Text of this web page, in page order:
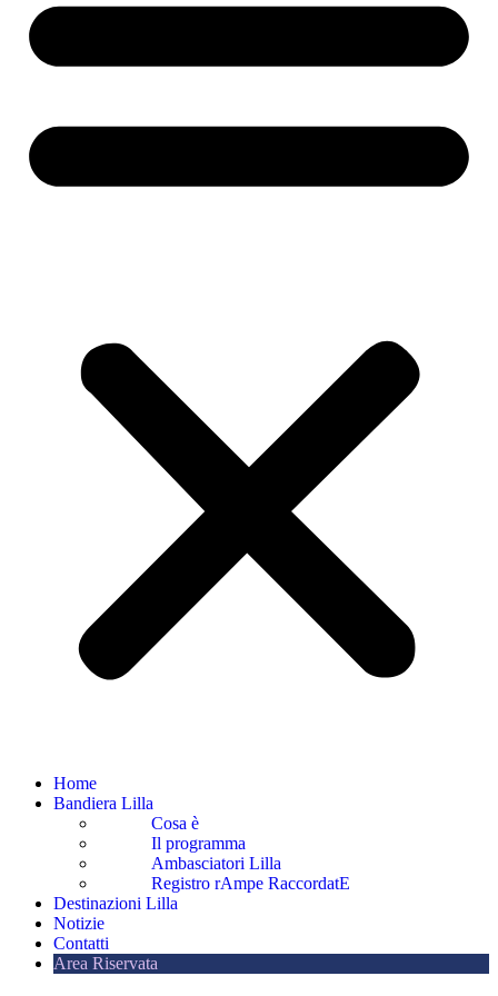
Home
Bandiera Lilla
Cosa è
Il programma
Ambasciatori Lilla
Registro rAmpe RaccordatE
Destinazioni Lilla
Notizie
Contatti
Area Riservata